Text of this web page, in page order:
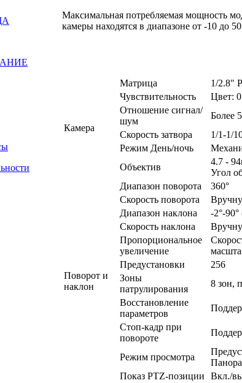
Максимальная потребляемая мощность
камеры находятся в диапазоне от -10 до
Камера
Матрица
1/2.8"
Чувствительность
Цвет:
Отношение сигнал/
шум
Более
Скорость затвора
1/1-1/
Режим День/ночь
Объектив
4.7 -
Угол
Поворот и
наклон
Диапазон поворота
360°
Скорость поворота
Диапазон наклона
-2°-
Скорость наклона
Пропорциональное
увеличение
Предустановки
256
Зоны
патрулирования
8 зон,
Восстановление
параметров
Стоп-кадр при
повороте
Режим просмотра
Показ PTZ-позиции
Вкл./